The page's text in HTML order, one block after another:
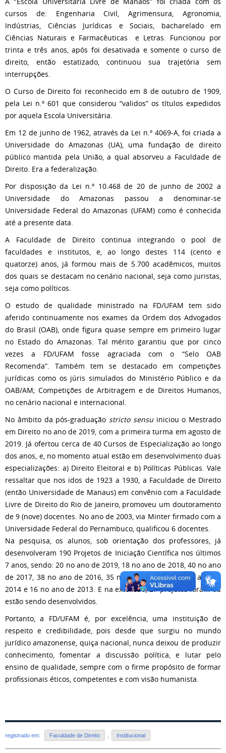
cursos de: Engenharia Civil, Agrimensura, Agronomia,
Indústrias, Ciências Jurídicas e Sociais, bacharelado em
Ciências Naturais e Farmacêuticas e Letras. Funcionou por
trinta e três anos, após foi desativada e somente o curso de
direito, então estatizado, continuou sua trajetória sem
interrupções.
O Curso de Direito foi reconhecido em 8 de outubro de 1909,
pela Lei n.º 601 que considerou “validos” os títulos expedidos
por aquela Escola Universitária.
Em 12 de junho de 1962, através da Lei n.º 4069-A, foi criada a
Universidade do Amazonas (UA), uma fundação de direito
público mantida pela União, a qual absorveu a Faculdade de
Direito. Era a federalização.
Por disposição da Lei n.º 10.468 de 20 de junho de 2002 a
Universidade do Amazonas passou a denominar-se
Universidade Federal do Amazonas (UFAM) como é conhecida
até a presente data.
A Faculdade de Direito continua integrando o pool de
faculdades e institutos, e, ao longo destes 114 (cento e
quatorze) anos, já formou mais de 5.700 acadêmicos, muitos
dos quais se destacam no cenário nacional, seja como juristas,
seja como políticos.
O estudo de qualidade ministrado na FD/UFAM tem sido
aferido continuamente nos exames da Ordem dos Advogados
do Brasil (OAB), onde figura quase sempre em primeiro lugar
no Estado do Amazonas. Tal mérito garantiu que por cinco
vezes a FD/UFAM fosse agraciada com o “Selo OAB
Recomenda”. Também tem se destacado em competições
jurídicas como os júris simulados do Ministério Público e da
OAB/AM; Competições de Arbitragem e de Direitos Humanos,
no cenário nacional e internacional.
No âmbito da pós-graduação stricto sensu iniciou o Mestrado
em Direito no ano de 2019, com a primeira turma em agosto de
2019. Já ofertou cerca de 40 Cursos de Especialização ao longo
dos anos, e, no momento atual estão em desenvolvimento duas
especializações: a) Direito Eleitoral e b) Políticas Públicas. Vale
ressaltar que nos idos de 1923 a 1930, a Faculdade de Direito
(então Universidade de Manaus) em convênio com a Faculdade
Livre de Direito do Rio de Janeiro, promoveu um doutoramento
de 9 (nove) docentes. No ano de 2003, via Minter firmado com a
Universidade Federal do Pernambuco, qualificou 6 docentes.
Na pesquisa, os alunos, sob orientação dos professores, já
desenvolveram 190 Projetos de Iniciação Científica nos últimos
7 anos, sendo: 20 no ano de 2019, 18 no ano de 2018, 40 no ano
de 2017, 38 no ano de 2016, 35 no ano de 2015, 23 no ano de
2014 e 16 no ano de 2013. E na extensão, 27 projetos foram ou
estão sendo desenvolvidos.
Portanto, a FD/UFAM é, por excelência, uma instituição de
respeito e credibilidade, pois desde que surgiu no mundo
jurídico amazonense, quiça nacional, nunca deixou de produzir
conhecimento, fomentar a discussão política, e lutar pelo
ensino de qualidade, sempre com o firme propósito de formar
profissionais éticos, competentes e com visão humanista.
registrado em: Faculdade de Direito Institucional